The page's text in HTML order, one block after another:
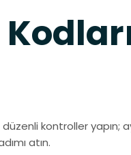
kontroller yapın;
atın.